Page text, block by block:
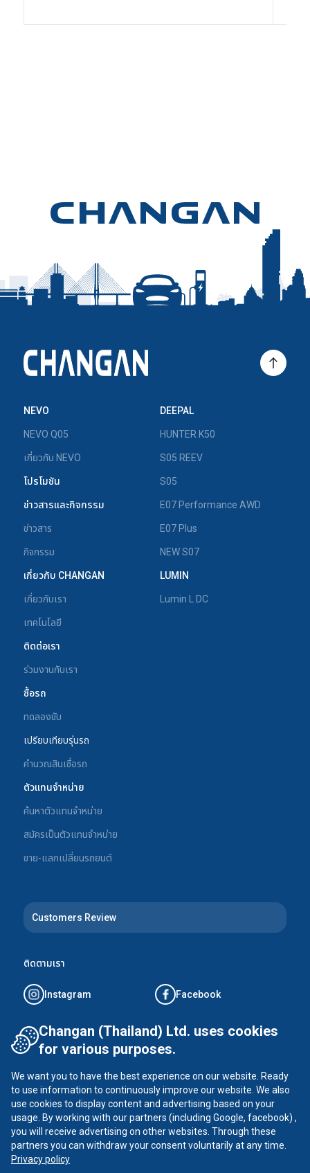
NEVO
NEVO Q05
เกี่ยวกับ NEVO
โปรโมชัน
ข่าวสารและกิจกรรม
ข่าวสาร
กิจกรรม
เกี่ยวกับ CHANGAN
เกี่ยวกับเรา
เทคโนโลยี
ติดต่อเรา
ร่วมงานกับเรา
ซื้อรถ
ทดลองขับ
เปรียบเทียบรุ่นรถ
คำนวณสินเชื่อรถ
ตัวแทนจำหน่าย
ค้นหาตัวแทนจำหน่าย
สมัครเป็นตัวแทนจำหน่าย
ขาย-แลกเปลี่ยนรถยนต์
DEEPAL
HUNTER K50
S05 REEV
S05
E07 Performance AWD
E07 Plus
NEW S07
LUMIN
Lumin L DC
Customers Review
ติดตามเรา
Instagram Facebook
Tiktok YouTube
CHANGAN ©2026all rights reserved
นโยบายความเป็นส่วนตัว
Changan (Thailand) Ltd. uses cookies
for various purposes.
We want you to have the best experience on our website. Ready
to use information to continuously improve our website. We also
use cookies to display content and advertising based on your
usage. By working with our partners (including Google, facebook) ,
you will receive advertising on other websites. Through these
partners you can withdraw your consent voluntarily at any time.
Privacy policy